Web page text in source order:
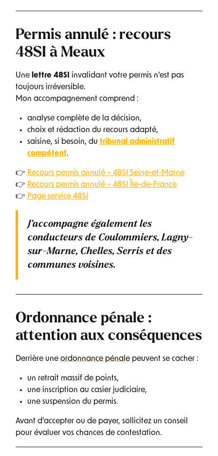
Permis annulé : recours
48SI à Meaux
Une lettre 48SI
invalidant votre permis n’est pas
toujours irréversible.
Mon accompagnement comprend :
analyse complète de la décision,
choix et rédaction du recours adapté,
saisine, si besoin, du tribunal administratif
compétent.
👉 Recours permis annulé – 48SI Seine-et-Marne
👉 Recours permis annulé – 48SI Île-de-France
👉 Page service 48SI
J’accompagne également les
conducteurs de Coulommiers, Lagny-
sur-Marne, Chelles, Serris et des
communes voisines.
Ordonnance pénale :
attention aux conséquences
Derrière une ordonnance pénale peuvent se cacher :
un retrait massif de points,
une inscription au casier judiciaire,
une suspension du permis.
Avant d’accepter ou de payer, sollicitez un conseil
pour évaluer vos chances de contestation.